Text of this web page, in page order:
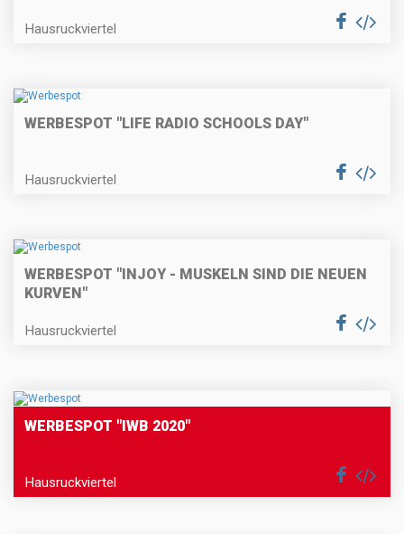
Hausruckviertel
WERBESPOT "LIFE RADIO SCHOOLS DAY"
Hausruckviertel
WERBESPOT "INJOY - MUSKELN SIND DIE NEUEN
KURVEN"
Hausruckviertel
WERBESPOT "IWB 2020"
Hausruckviertel